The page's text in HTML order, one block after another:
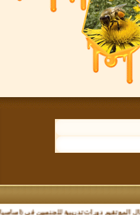
تقيم دورات تدريبية للجنسين في (اساسيات